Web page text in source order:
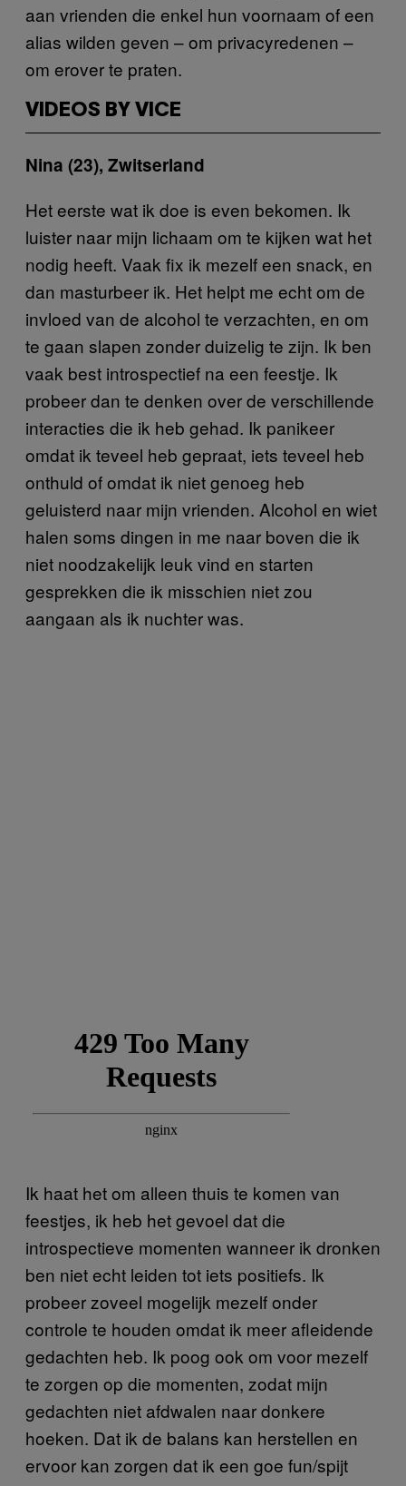
aan vrienden die enkel hun voornaam of een
alias wilden geven – om privacyredenen –
om erover te praten.
VIDEOS BY VICE
Nina (23), Zwitserland
Het eerste wat ik doe is even bekomen. Ik
luister naar mijn lichaam om te kijken wat het
nodig heeft. Vaak fix ik mezelf een snack, en
dan masturbeer ik. Het helpt me echt om de
invloed van de alcohol te verzachten, en om
te gaan slapen zonder duizelig te zijn. Ik ben
vaak best introspectief na een feestje. Ik
probeer dan te denken over de verschillende
interacties die ik heb gehad. Ik panikeer
omdat ik teveel heb gepraat, iets teveel heb
onthuld of omdat ik niet genoeg heb
geluisterd naar mijn vrienden. Alcohol en wiet
halen soms dingen in me naar boven die ik
niet noodzakelijk leuk vind en starten
gesprekken die ik misschien niet zou
aangaan als ik nuchter was.
Ik haat het om alleen thuis te komen van
feestjes, ik heb het gevoel dat die
introspectieve momenten wanneer ik dronken
ben niet echt leiden tot iets positiefs. Ik
probeer zoveel mogelijk mezelf onder
controle te houden omdat ik meer afleidende
gedachten heb. Ik poog ook om voor mezelf
te zorgen op die momenten, zodat mijn
gedachten niet afdwalen naar donkere
hoeken. Dat ik de balans kan herstellen en
ervoor kan zorgen dat ik een goe fun/spijt